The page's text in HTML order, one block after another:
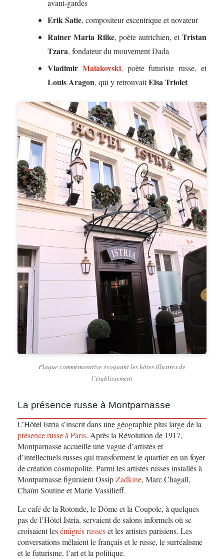
avant-gardes
Erik Satie, compositeur excentrique et novateur
Rainer Maria Rilke, poète autrichien, etTristan
Tzara, fondateur du mouvement Dada
Vladimir Maïakovski, poète futuriste russe, et
Louis Aragon, qui y retrouvaitElsa Triolet
Plaque commémorative évoquant les hôtes illustres de
l’établissement
La présence russe à Montparnasse
L’Hôtel Istria s’inscrit dans une géographie plus large de la
présence russe à Paris. Après la Révolution de 1917,
Montparnasse accueille une vague d’artistes et
d’intellectuels russes qui transforment le quartier en un foyer
de création cosmopolite. Parmi les artistes russes installés à
Montparnasse figuraient OssipZadkine, Marc Chagall,
Chaïm Soutine et Marie Vassilieff.
Le café de la Rotonde, le Dôme et la Coupole, à quelques
pas de l’Hôtel Istria, servaient de salons informels où se
croisaient lesémigrés russeset les artistes parisiens. Les
conversations mêlaient le français et le russe, le surréalisme
et le futurisme, l’art et la politique.